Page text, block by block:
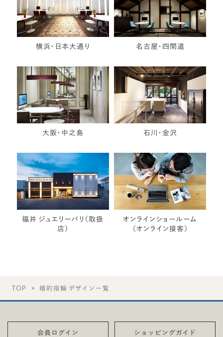
横浜・日本大通り 名古屋・四間道
大阪・中之島 石川・金沢
福井 ジュエリーパリ（取扱
店）
オンラインショールーム
（オンライン接客）
TOP 婚約指輪 デザイン一覧
会員ログイン ショッピングガイド